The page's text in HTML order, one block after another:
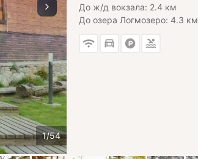
До ж/д вокзала: 2.4 км
До озера Логмозеро: 4.3 км